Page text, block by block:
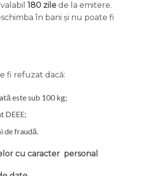
180 zile de la emitere.
în bani și nu poate fi
fi refuzat dacă:
este sub 100 kg;
DEEE;
de fraudă.
cu caracter personal